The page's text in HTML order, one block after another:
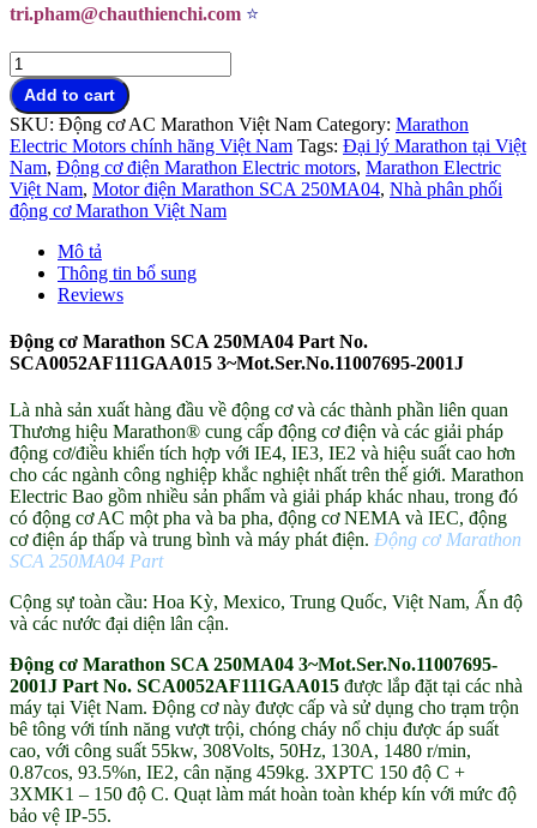
tri.pham@chauthienchi.com ⭐
Động
cơ
Marathon
SCA
250MA04
Part
No.SCA0052AF111GAA015
quantity
Add to cart
SKU: Động cơ AC Marathon Việt Nam Category: Marathon
Electric Motors chính hãng Việt Nam Tags: Đại lý Marathon tại Việt
Nam, Động cơ điện Marathon Electric motors, Marathon Electric
Việt Nam, Motor điện Marathon SCA 250MA04, Nhà phân phối
động cơ Marathon Việt Nam
Mô tả
Thông tin bổ sung
Reviews
Động cơ Marathon SCA 250MA04 Part No.
SCA0052AF111GAA015 3~Mot.Ser.No.11007695-2001J
Là nhà sản xuất hàng đầu về động cơ và các thành phần liên quan
Thương hiệu Marathon® cung cấp động cơ điện và các giải pháp
động cơ/điều khiển tích hợp với IE4, IE3, IE2 và hiệu suất cao hơn
cho các ngành công nghiệp khắc nghiệt nhất trên thế giới. Marathon
Electric Bao gồm nhiều sản phẩm và giải pháp khác nhau, trong đó
có động cơ AC một pha và ba pha, động cơ NEMA và IEC, động
cơ điện áp thấp và trung bình và máy phát điện. Động cơ Marathon
SCA 250MA04 Part
Cộng sự toàn cầu: Hoa Kỳ, Mexico, Trung Quốc, Việt Nam, Ấn độ
và các nước đại diện lân cận.
Động cơ Marathon SCA 250MA04 3~Mot.Ser.No.11007695-
2001J Part No. SCA0052AF111GAA015 được lắp đặt tại các nhà
máy tại Việt Nam. Động cơ này được cấp và sử dụng cho trạm trộn
bê tông với tính năng vượt trội, chóng cháy nổ chịu được áp suất
cao, với công suất 55kw, 308Volts, 50Hz, 130A, 1480 r/min,
0.87cos, 93.5%n, IE2, cân nặng 459kg. 3XPTC 150 độ C +
3XMK1 – 150 độ C. Quạt làm mát hoàn toàn khép kín với mức độ
bảo vệ IP-55.